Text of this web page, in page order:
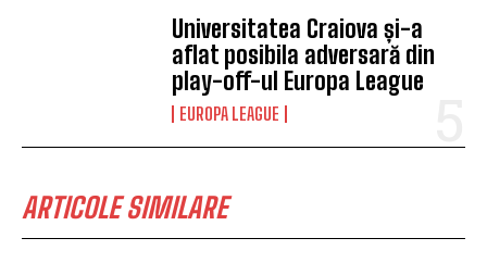
Universitatea Craiova și-a
aflat posibila adversară din
play-off-ul Europa League
EUROPA LEAGUE
ARTICOLE SIMILARE